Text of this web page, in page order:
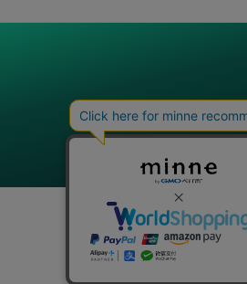
グループサービス
インターネットサービス